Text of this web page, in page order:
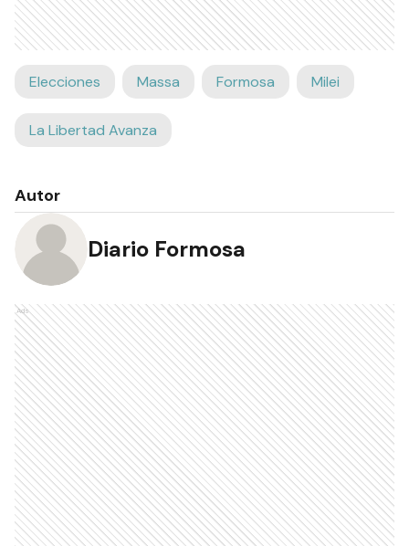
Elecciones Massa Formosa Milei
La Libertad Avanza
Autor
Diario Formosa
Ads